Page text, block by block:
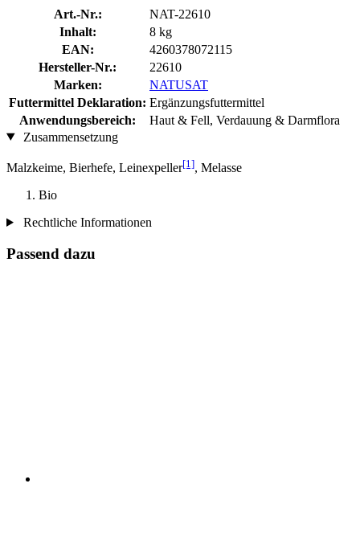
Art.-Nr.:
NAT-22610
Inhalt:
8 kg
EAN:
4260378072115
Hersteller-Nr.:
22610
Marken:
NATUSAT
Futtermittel Deklaration: Ergänzungsfuttermittel
Anwendungsbereich:
Haut & Fell, Verdauung & Darmflora
Zusammensetzung
Malzkeime, Bierhefe, Leinexpeller[1], Melasse
Bio
Rechtliche Informationen
Passend dazu